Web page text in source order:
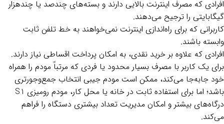
افرادی که مصرف اینترنت بالایی دارند و بسته‌های چندصد یا چندهزار
گیگابایتی را ترجیح می‌دهند.
کاربرانی که برای راه‌اندازی اینترنت نمی‌خواهند به خط تلفن ثابت
وابسته باشند.
افرادی که علاوه بر خرید نقدی، به امکان پرداخت اقساطی نیاز دارند.
برای یک کاربر با مصرف بسیار محدود یا فردی که مرتباً مودم را همراه
خود جابه‌جا می‌کند، ممکن است مودم جیبی انتخاب جمع‌وجورتری
باشد؛ اما برای استفاده ثابت در خانه یا محل کار، مودم رومیزی S1
درگاه‌های بیشتر و امکان مدیریت تعداد بیشتری دستگاه را فراهم
می‌کند.